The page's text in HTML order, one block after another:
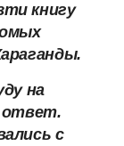
книгу
на
ответ.
с